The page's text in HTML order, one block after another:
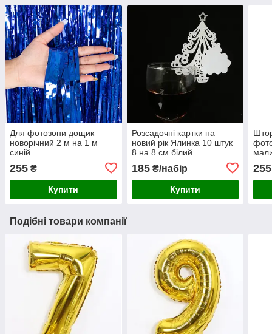
Для фотозони дощик
новорічний 2 м на 1 м
синій
255 ₴
Купити
Розсадочні картки на
новий рік Ялинка 10 штук
8 на 8 см білий
185₴/набір
Купити
255
Подібні товари компанії